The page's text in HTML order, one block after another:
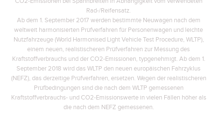
Rad-/Reifensatz.
Ab dem 1. September 2017 werden bestimmte Neuwagen nach dem
weltweit harmonisierten Prüfverfahren für Personenwagen und leichte
Nutzfahrzeuge (World Harmonised Light Vehicle Test Procedure, WLTP),
einem neuen, realistischeren Prüfverfahren zur Messung des
Kraftstoffverbrauchs und der CO2-Emissionen, typgenehmigt. Ab dem 1.
September 2018 wird das WLTP den neuen europäischen Fahrzyklus
(NEFZ), das derzeitige Prüfverfahren, ersetzen. Wegen der realistischeren
Prüfbedingungen sind die nach dem WLTP gemessenen
Kraftstoffverbrauchs- und CO2-Emissionswerte in vielen Fällen höher als
die nach dem NEFZ gemessenen.